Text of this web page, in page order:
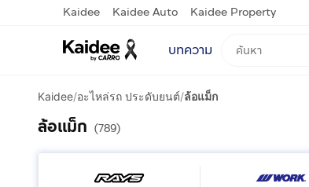
Kaidee Kaidee Auto Kaidee Property
บทความ
Kaidee/อะไหล่รถ ประดับยนต์/ล้อแม็ก
ล้อแม็ก (789)